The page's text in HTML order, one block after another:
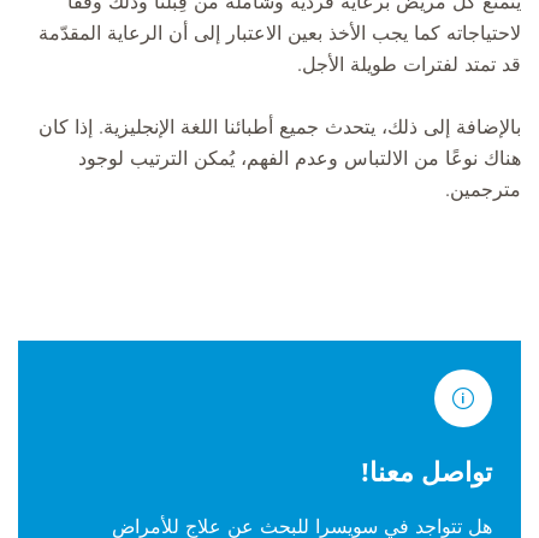
لاحتياجاته كما يجب الأخذ بعين الاعتبار إلى أن الرعاية المقدّمة
قد تمتد لفترات طويلة الأجل.
بالإضافة إلى ذلك، يتحدث جميع أطبائنا اللغة الإنجليزية. إذا كان
هناك نوعًا من الالتباس وعدم الفهم، يُمكن الترتيب لوجود
مترجمين.
تواصل معنا!
هل تتواجد في سويسرا للبحث عن علاج للأمراض